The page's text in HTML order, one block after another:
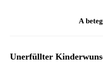
A
Unerfüllter